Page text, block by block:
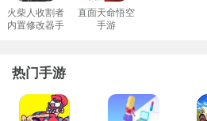
挑战突破自我极限的游戏方式。从易
加入。
上很无聊怎么办？
思考解决游戏中的障碍合理运用不同
注意球体弹跳的高度你可以先测试一下
火柴人收割者
内置修改器手
直面天命悟空
手游
热门手游